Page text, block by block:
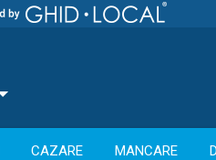
CAZARE MANCARE